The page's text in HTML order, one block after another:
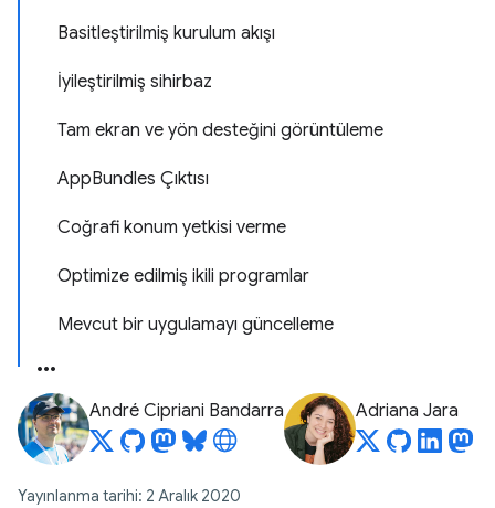
Basitleştirilmiş kurulum akışı
İyileştirilmiş sihirbaz
Tam ekran ve yön desteğini görüntüleme
AppBundles Çıktısı
Coğrafi konum yetkisi verme
Optimize edilmiş ikili programlar
Mevcut bir uygulamayı güncelleme
André Cipriani Bandarra Adriana Jara
Yayınlanma tarihi: 2 Aralık 2020